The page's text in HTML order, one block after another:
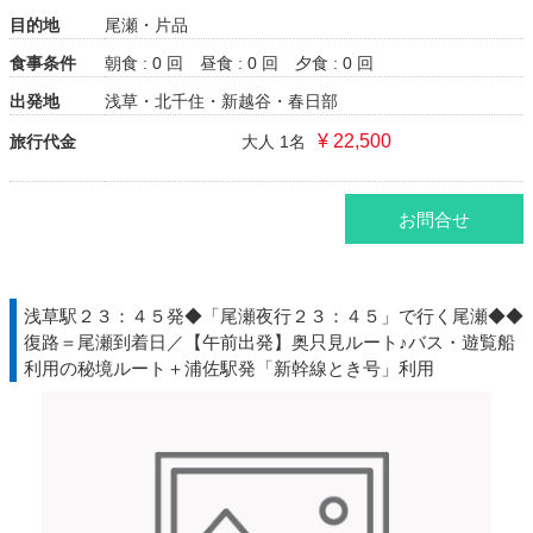
目的地
尾瀬・片品
食事条件
朝食 : 0 回 昼食 : 0 回
夕食 : 0 回
出発地
浅草・北千住・新越谷・春日部
旅行代金 大人 1名 ¥ 22,500
お問合せ
浅草駅２３：４５発◆「尾瀬夜行２３：４５」で行く尾瀬◆◆
復路＝尾瀬到着日／【午前出発】奥只見ルート♪バス・遊覧船
利用の秘境ルート＋浦佐駅発「新幹線とき号」利用